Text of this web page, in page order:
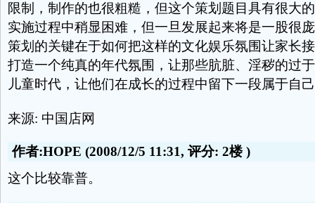
限制，制作的也很粗糙，但这个策划题目具有很大
实施过程中稍显困难，但一旦发展起来将是一股很
策划的关键在于如何把这样的文化娱乐氛围让家长
打造一个纯真的年代氛围，让那些肮脏、淫秽的过
儿童时代，让他们在成长的过程中留下一段属于自
来源: 中国店网
作者:HOPE (2008/12/5 11:31, 评分: 2楼)
这个比较靠普。